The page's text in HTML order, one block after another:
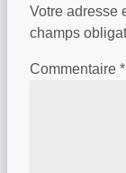
Votre adresse
champs
Commentaire *